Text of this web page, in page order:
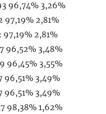
96,74% 3,26%
97,19% 2,81%
97,19% 2,81%
96,52% 3,48%
96,45% 3,55%
96,51% 3,49%
96,51% 3,49%
98,38% 1,62%